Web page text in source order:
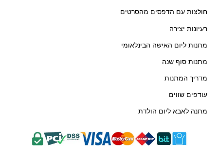
חולצות עם הדפסים מהסרטים
רעיונות יצירה
מתנות ליום האישה הבינלאומי
מתנות סוף שנה
מדריך המתנות
עודפים שווים
מתנה לאבא ליום הולדת